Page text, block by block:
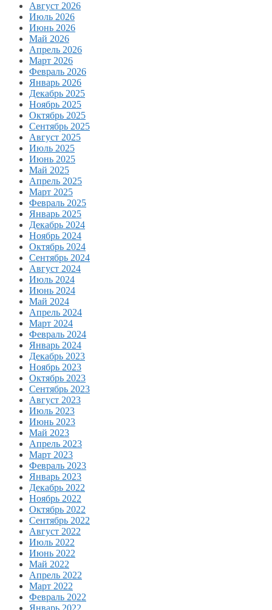
Август 2026
Июль 2026
Июнь 2026
Май 2026
Апрель 2026
Март 2026
Февраль 2026
Январь 2026
Декабрь 2025
Ноябрь 2025
Октябрь 2025
Сентябрь 2025
Август 2025
Июль 2025
Июнь 2025
Май 2025
Апрель 2025
Март 2025
Февраль 2025
Январь 2025
Декабрь 2024
Ноябрь 2024
Октябрь 2024
Сентябрь 2024
Август 2024
Июль 2024
Июнь 2024
Май 2024
Апрель 2024
Март 2024
Февраль 2024
Январь 2024
Декабрь 2023
Ноябрь 2023
Октябрь 2023
Сентябрь 2023
Август 2023
Июль 2023
Июнь 2023
Май 2023
Апрель 2023
Март 2023
Февраль 2023
Январь 2023
Декабрь 2022
Ноябрь 2022
Октябрь 2022
Сентябрь 2022
Август 2022
Июль 2022
Июнь 2022
Май 2022
Апрель 2022
Март 2022
Февраль 2022